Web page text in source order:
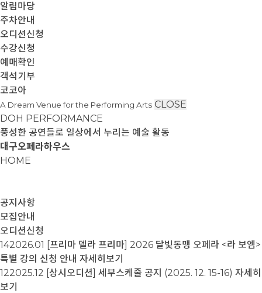
알림마당
주차안내
오디션신청
수강신청
예매확인
객석기부
코코아
A Dream Venue for the Performing Arts CLOSE
DOH PERFORMANCE
풍성한 공연들로 일상에서 누리는 예술 활동
대구오페라하우스
HOME
공지사항
모집안내
오디션신청
142026.01 [프리마 델라 프리마] 2026 달빛동맹 오페라 <라 보엠>
특별 강의 신청 안내 자세히보기
122025.12 [상시오디션] 세부스케줄 공지 (2025. 12. 15-16) 자세히
보기